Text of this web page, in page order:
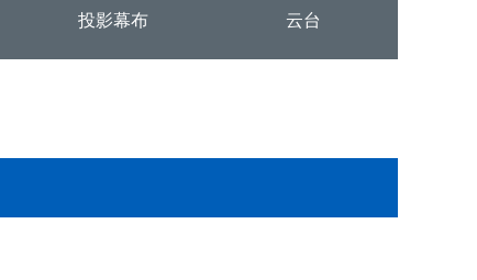
投影幕布 云台